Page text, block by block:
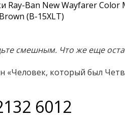
смешным. Что же еще
«Человек, который был
6012